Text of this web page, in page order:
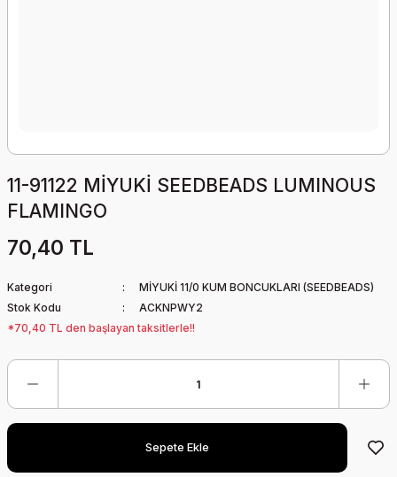
11-91122 MİYUKİ SEEDBEADS LUMINOUS
FLAMINGO
70,40 TL
Kategori
MİYUKİ 11/0 KUM BONCUKLARI (SEEDBEADS)
Stok Kodu
ACKNPWY2
*70,40 TL den başlayan taksitlerle!!
Sepete Ekle